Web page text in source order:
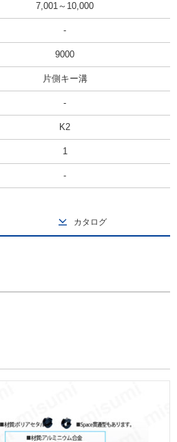
7,001～10,000
-
9000
片側キー溝
-
K2
1
-
カタログ